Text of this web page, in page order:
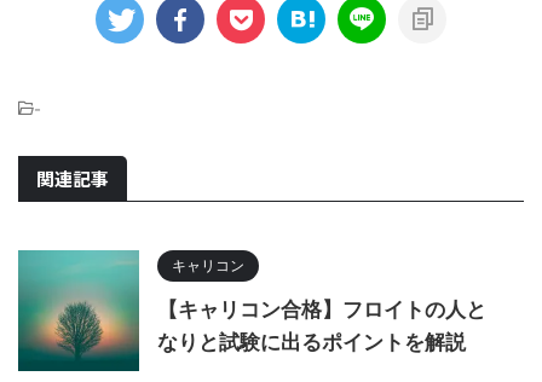
-
関連記事
キャリコン
【キャリコン合格】フロイトの人と
なりと試験に出るポイントを解説